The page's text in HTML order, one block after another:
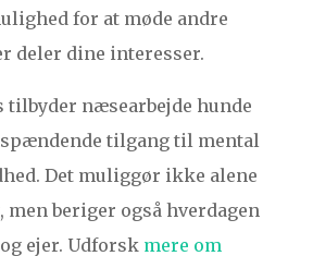
for at møde andre
deler dine interesser.
næsearbejde hunde
tilgang til mental
Det muliggør ikke alene
beriger også hverdagen
ejer. Udforsk mere om